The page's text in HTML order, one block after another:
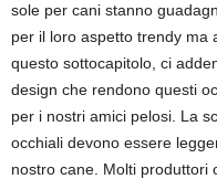
sole per cani stanno
per il loro aspetto trendy ma
questo sottocapitolo, ci
design che rendono questi
per i nostri amici pelosi. La
occhiali devono essere
nostro cane. Molti produttori